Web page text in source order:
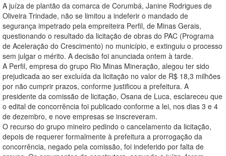
A juíza de plantão da comarca de Corumbá, Janine Rodrigues de
Oliveira Trindade, não se limitou a indeferir o mandado de
segurança impetrado pela empreiteira Perfil, de Minas Gerais,
questionando o resultado da licitação de obras do PAC (Programa
de Aceleração do Crescimento) no município, e extinguiu o processo
sem julgar o mérito. A decisão foi anunciada ontem à tarde.
A Perfil, empresa do grupo Rio Minas Mineração, alegou ter sido
prejudicada ao ser excluída da licitação no valor de R$ 18,3 milhões
por não cumprir prazos, conforme justificou a prefeitura. A
presidente da comissão de licitação, Osana de Luca, esclareceu que
o edital de concorrência foi publicado conforme a lei, nos dias 3 e 4
de dezembro, e nove empresas se inscreveram.
O recurso do grupo mineiro pedindo o cancelamento da licitação,
depois de requerer formalmente à prefeitura a prorrogação da
concorrência, negado pela comissão, foi indeferido por falta de